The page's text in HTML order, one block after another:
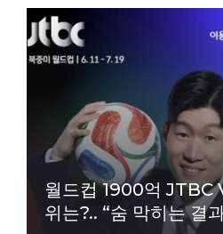
월드컵 1900억 JTBC
위는?.. “숨 막히는 결